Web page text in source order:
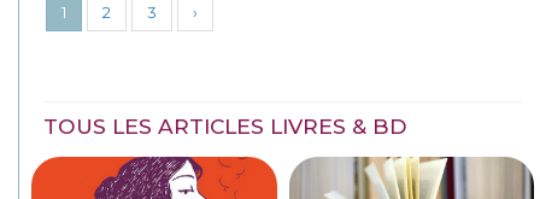
1 2 3 ›
TOUS LES ARTICLES LIVRES & BD